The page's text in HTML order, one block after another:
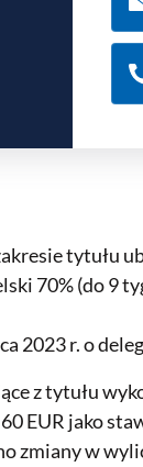
tytułu
(do 9
2023 r. o
z tytułu
jako
zmiany w